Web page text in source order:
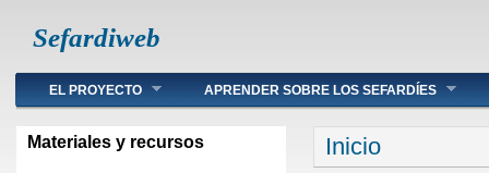
Sefardiweb
Main menu
EL PROYECTO APRENDER SOBRE LOS SEFARDÍES
Materiales y recursos Se encuentra
Inicio